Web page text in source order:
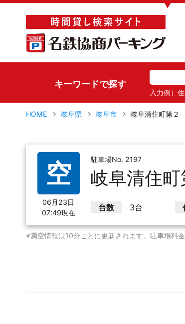
▼
キーワードで探す
入力例）
HOME 岐阜県 岐阜市 岐阜清住町第２
空
06月23日
07:49現在
駐車場No. 2197
岐阜清住町
台数 3台
※満空情報は10分ごとに更新されます。駐車場料